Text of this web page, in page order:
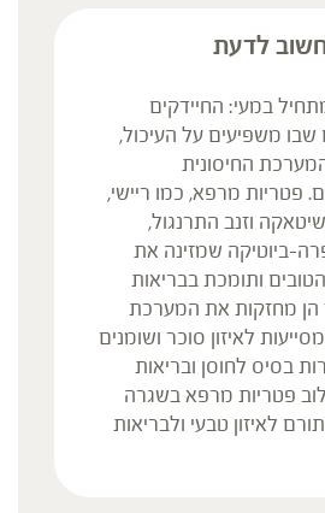
לדעת
במעי: החיידקים
שבו משפיעים על העיכול,
החיסונית
פטריות מרפא, כמו ריישי,
וזנב התרנגול,
ביוטיקה שמזינה את
ותומכת בבריאות
הן מחזקות את המערכת
לאיזון סוכר ושומנים
בסיס לחוסן ובריאות
פטריות מרפא בשגרה
לאיזון טבעי ולבריאות